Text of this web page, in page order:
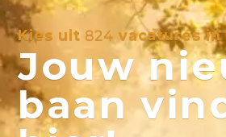
Kies uit 824 vacatures in
Jouw
baan